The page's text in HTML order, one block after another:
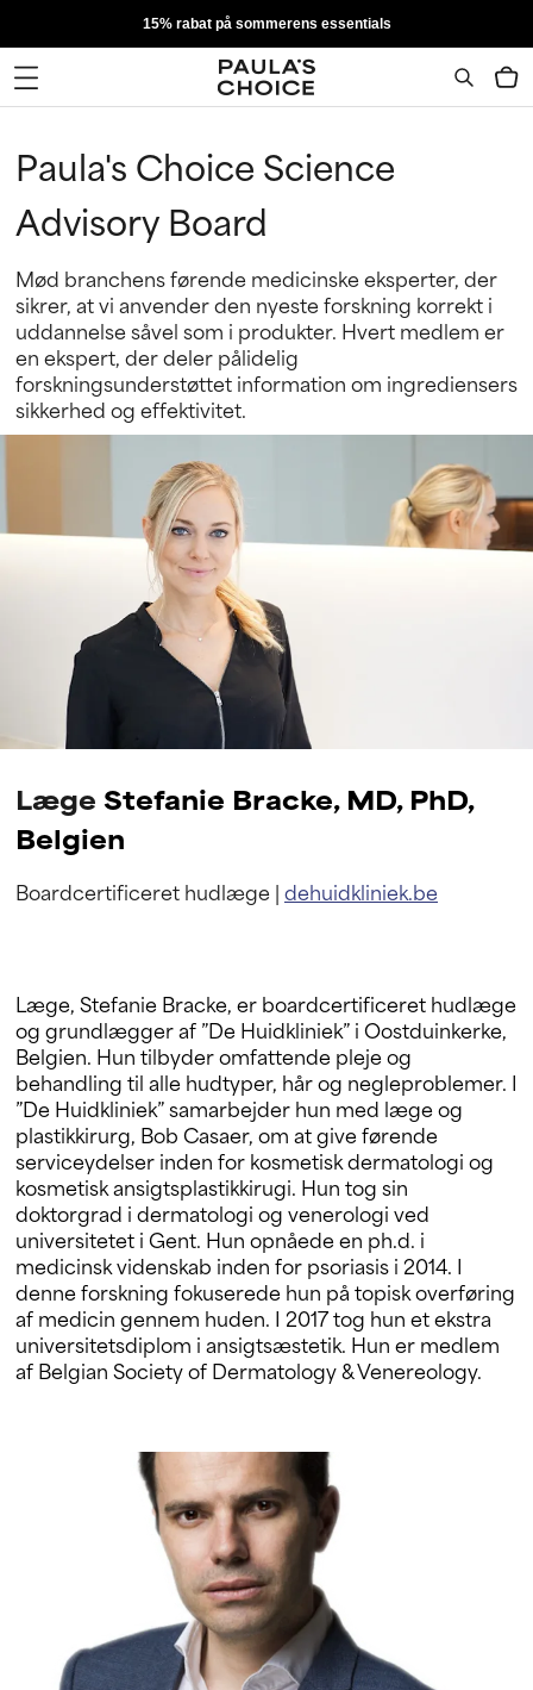
15% rabat på sommerens essentials
Paula's Choice Science
Advisory Board
Mød branchens førende medicinske eksperter, der
sikrer, at vi anvender den nyeste forskning korrekt i
uddannelse såvel som i produkter. Hvert medlem er
en ekspert, der deler pålidelig
forskningsunderstøttet information om ingrediensers
sikkerhed og effektivitet.
Læge Stefanie Bracke, MD, PhD,
Belgien
Boardcertificeret hudlæge |dehuidkliniek.be
Læge, Stefanie Bracke, er boardcertificeret hudlæge
og grundlægger af ”De Huidkliniek” i Oostduinkerke,
Belgien. Hun tilbyder omfattende pleje og
behandling til alle hudtyper, hår og negleproblemer. I
”De Huidkliniek” samarbejder hun med læge og
plastikkirurg, Bob Casaer, om at give førende
serviceydelser inden for kosmetisk dermatologi og
kosmetisk ansigtsplastikkirugi. Hun tog sin
doktorgrad i dermatologi og venerologi ved
universitetet i Gent. Hun opnåede en ph.d. i
medicinsk videnskab inden for psoriasis i 2014. I
denne forskning fokuserede hun på topisk overføring
af medicin gennem huden. I 2017 tog hun et ekstra
universitetsdiplom i ansigtsæstetik. Hun er medlem
af Belgian Society of Dermatology & Venereology.